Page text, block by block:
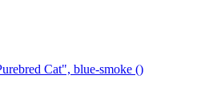
Cat", blue-smoke ()